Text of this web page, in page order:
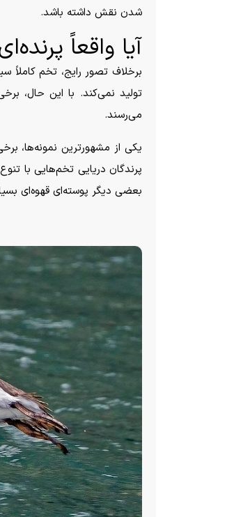
شدن نقش داشته باشد.
آیا واقعاً
برخلاف تصور رایج، تخم کاملاً
تولید نمی‌کند. با این حال،
می‌رسند.
پرندگان دریایی تخم‌هایی با
بعضی دیگر پوسته‌ای قهوه‌ای